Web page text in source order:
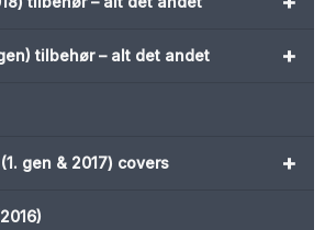
+
tilbehør – alt det andet
+
gen & 2017) covers